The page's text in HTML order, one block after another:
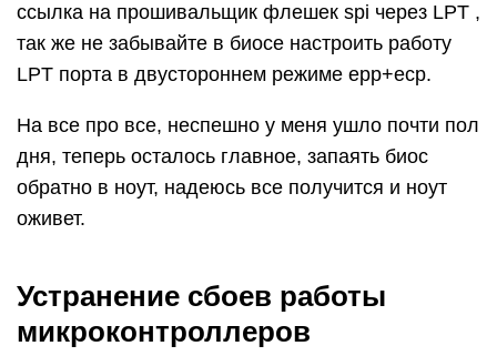
ссылка на прошивальщик флешек spi через LPT ,
так же не забывайте в биосе настроить работу
LPT порта в двустороннем режиме epp+ecp.
На все про все, неспешно у меня ушло почти пол
дня, теперь осталось главное, запаять биос
обратно в ноут, надеюсь все получится и ноут
оживет.
Устранение сбоев работы
микроконтроллеров